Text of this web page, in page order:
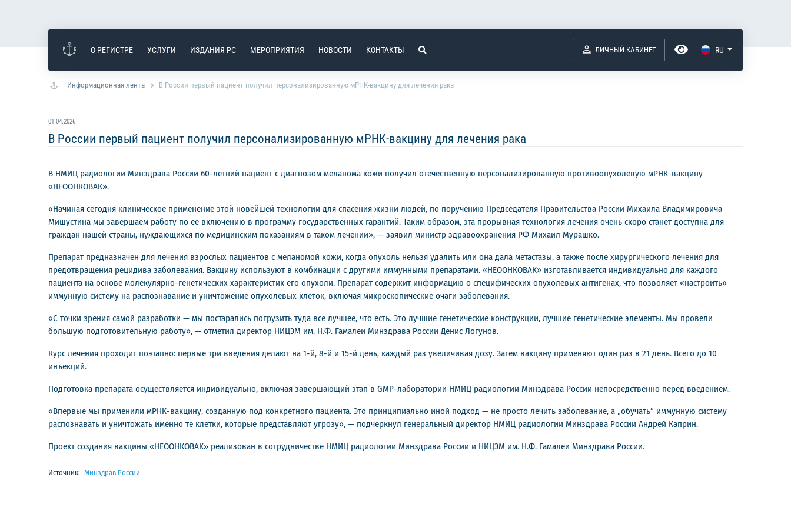
О РЕГИСТРЕ УСЛУГИ ИЗДАНИЯ РС МЕРОПРИЯТИЯ НОВОСТИ КОНТАКТЫ ЛИЧНЫЙ КАБИНЕТ RU
Информационная лента В России первый пациент получил персонализированную мРНК-вакцину для лечения рака
01.04.2026
В России первый пациент получил персонализированную мРНК-вакцину для лечения рака
В НМИЦ радиологии Минздрава России 60-летний пациент с диагнозом меланома кожи получил отечественную персонализированную противоопухолевую мРНК-вакцину
«НЕООНКОВАК».
«Начиная сегодня клиническое применение этой новейшей технологии для спасения жизни людей, по поручению Председателя Правительства России Михаила Владимировича
Мишустина мы завершаем работу по ее включению в программу государственных гарантий. Таким образом, эта прорывная технология лечения очень скоро станет доступна для
граждан нашей страны, нуждающихся по медицинским показаниям в таком лечении», — заявил министр здравоохранения РФ Михаил Мурашко.
Препарат предназначен для лечения взрослых пациентов с меланомой кожи, когда опухоль нельзя удалить или она дала метастазы, а также после хирургического лечения для
предотвращения рецидива заболевания. Вакцину используют в комбинации с другими иммунными препаратами. «НЕООНКОВАК» изготавливается индивидуально для каждого
пациента на основе молекулярно-генетических характеристик его опухоли. Препарат содержит информацию о специфических опухолевых антигенах, что позволяет «настроить»
иммунную систему на распознавание и уничтожение опухолевых клеток, включая микроскопические очаги заболевания.
«С точки зрения самой разработки — мы постарались погрузить туда все лучшее, что есть. Это лучшие генетические конструкции, лучшие генетические элементы. Мы провели
большую подготовительную работу», — отметил директор НИЦЭМ им. Н.Ф. Гамалеи Минздрава России Денис Логунов.
Курс лечения проходит поэтапно: первые три введения делают на 1-й, 8-й и 15-й день, каждый раз увеличивая дозу. Затем вакцину применяют один раз в 21 день. Всего до 10
инъекций.
Подготовка препарата осуществляется индивидуально, включая завершающий этап в GMP-лаборатории НМИЦ радиологии Минздрава России непосредственно перед введением.
«Впервые мы применили мРНК-вакцину, созданную под конкретного пациента. Это принципиально иной подход — не просто лечить заболевание, а „обучать“ иммунную систему
распознавать и уничтожать именно те клетки, которые представляют угрозу», — подчеркнул генеральный директор НМИЦ радиологии Минздрава России Андрей Каприн.
Проект создания вакцины «НЕООНКОВАК» реализован в сотрудничестве НМИЦ радиологии Минздрава России и НИЦЭМ им. Н.Ф. Гамалеи Минздрава России.
Источник: Минздрав России